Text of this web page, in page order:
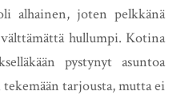
alhainen, joten pelkkänä
hullumpi. Kotina
pystynyt asuntoa
tarjousta, mutta ei